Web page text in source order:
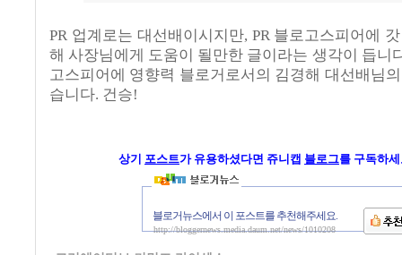
PR 업계로는 대선배이시지만, PR 블로고스피어에
해 사장님에게 도움이 될만한 글이라는 생각이 듭니
고스피어에 영향력 블로거로서의 김경해 대선배님
습니다. 건승!
상기 포스트가유용하셨다면 쥬니캡 블로그를 구독하
블로거뉴스에서 이 포스트를 추천해주세요.
http://bloggernews.media.daum.net/news/1010208